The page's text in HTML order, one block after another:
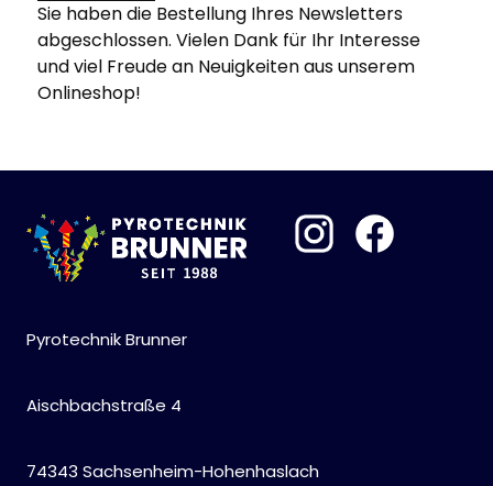
Sie haben die Bestellung Ihres Newsletters
abgeschlossen. Vielen Dank für Ihr Interesse
und viel Freude an Neuigkeiten aus unserem
Onlineshop!
Pyrotechnik Brunner
Aischbachstraße 4
74343 Sachsenheim-Hohenhaslach